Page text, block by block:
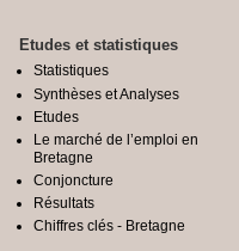
Etudes et statistiques
Statistiques
Synthèses et Analyses
Etudes
Le marché de l’emploi en
Bretagne
Conjoncture
Résultats
Chiffres clés - Bretagne